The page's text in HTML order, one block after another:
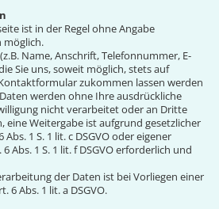
ist in der Regel ohne Angabe
möglich.
Name, Anschrift, Telefonnummer, E-
Sie uns, soweit möglich, stets auf
zukommen lassen werden
werden ohne Ihre ausdrückliche
nicht verarbeitet oder an Dritte
eine Weitergabe ist aufgrund gesetzlicher
1 S. 1 lit. c DSGVO oder eigener
Abs. 1 S. 1 lit. f DSGVO erforderlich und
der Daten ist bei Vorliegen einer
6 Abs. 1 lit. a DSGVO.